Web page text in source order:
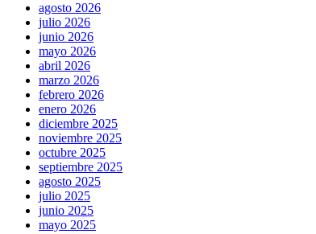
agosto 2026
julio 2026
junio 2026
mayo 2026
abril 2026
marzo 2026
febrero 2026
enero 2026
diciembre 2025
noviembre 2025
octubre 2025
septiembre 2025
agosto 2025
julio 2025
junio 2025
mayo 2025